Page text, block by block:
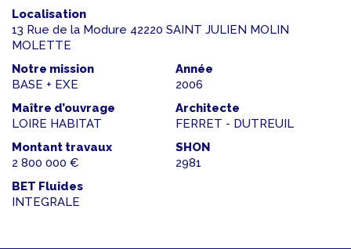
Localisation
13 Rue de la Modure 42220 SAINT JULIEN MOLIN
MOLETTE
Notre mission
BASE + EXE
Année
2006
Maître d’ouvrage
LOIRE HABITAT
Architecte
FERRET - DUTREUIL
Montant travaux
2 800 000 €
SHON
2981
BET Fluides
INTEGRALE